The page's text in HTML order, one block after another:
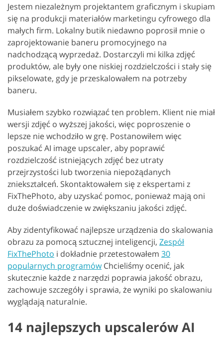
Jestem niezależnym projektantem graficznym i skupiam
się na produkcji materiałów marketingu cyfrowego dla
małych firm. Lokalny butik niedawno poprosił mnie o
zaprojektowanie baneru promocyjnego na
nadchodzącą wyprzedaż. Dostarczyli mi kilka zdjęć
produktów, ale były one niskiej rozdzielczości i stały się
pikselowate, gdy je przeskalowałem na potrzeby
baneru.
Musiałem szybko rozwiązać ten problem. Klient nie miał
wersji zdjęć o wyższej jakości, więc poproszenie o
lepsze nie wchodziło w grę. Postanowiłem więc
poszukać AI image upscaler, aby poprawić
rozdzielczość istniejących zdjęć bez utraty
przejrzystości lub tworzenia niepożądanych
zniekształceń. Skontaktowałem się z ekspertami z
FixThePhoto, aby uzyskać pomoc, ponieważ mają oni
duże doświadczenie w zwiększaniu jakości zdjęć.
Aby zidentyfikować najlepsze urządzenia do skalowania
obrazu za pomocą sztucznej inteligencji, Zespół
FixThePhoto i dokładnie przetestowałem 30
popularnych programówChcieliśmy ocenić, jak
skutecznie każde z narzędzi poprawia jakość obrazu,
zachowuje szczegóły i sprawia, że wyniki po skalowaniu
wyglądają naturalnie.
14 najlepszych upscalerów AI